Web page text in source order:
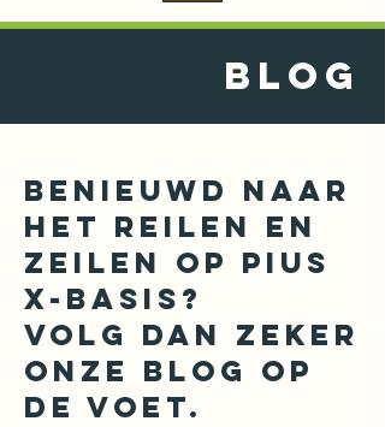
BLOG
Benieuwd naar
het reilen en
zeilen op Pius
X-basis?
Volg dan zeker
onze blog op
de voet.